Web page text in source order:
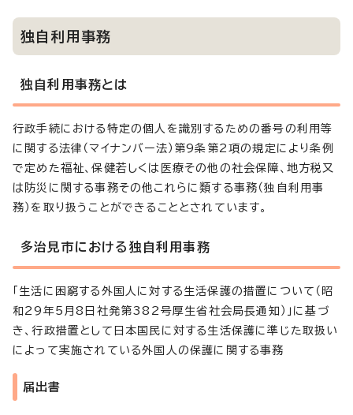
独自利用事務
独自利用事務とは
行政手続における特定の個人を識別するための番号の利用等
に関する法律（マイナンバー法）第9条第2項の規定により条例
で定めた福祉、保健若しくは医療その他の社会保障、地方税又
は防災に関する事務その他これらに類する事務（独自利用事
務）を取り扱うことができることとされています。
多治見市における独自利用事務
「生活に困窮する外国人に対する生活保護の措置について（昭
和29年5月8日社発第382号厚生省社会局長通知）」に基づ
き、行政措置として日本国民に対する生活保護に準じた取扱い
によって実施されている外国人の保護に関する事務
届出書